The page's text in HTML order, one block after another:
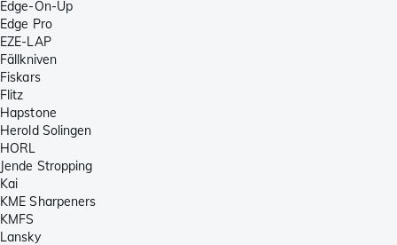
Edge-On-Up
Edge Pro
EZE-LAP
Fällkniven
Fiskars
Flitz
Hapstone
Herold Solingen
HORL
Jende Stropping
Kai
KME Sharpeners
KMFS
Lansky